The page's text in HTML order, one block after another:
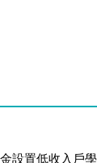
設置低收入戶